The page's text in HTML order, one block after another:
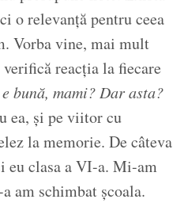
o relevanță pentru ceea
Vorba vine, mai mult
reacția la fiecare
bună, mami? Dar asta?
ea, și pe viitor cu
la memorie. De câteva
eu clasa a VI-a. Mi-am
am schimbat școala.